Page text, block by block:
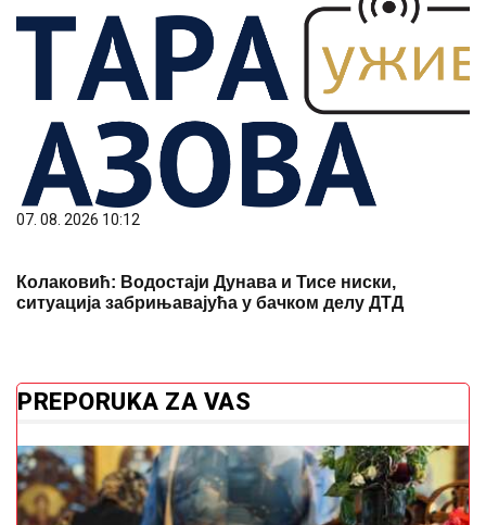
07. 08. 2026 10:12
Колаковић: Водостаји Дунава и Тисе ниски,
ситуација забрињавајућа у бачком делу ДТД
PREPORUKA ZA VAS